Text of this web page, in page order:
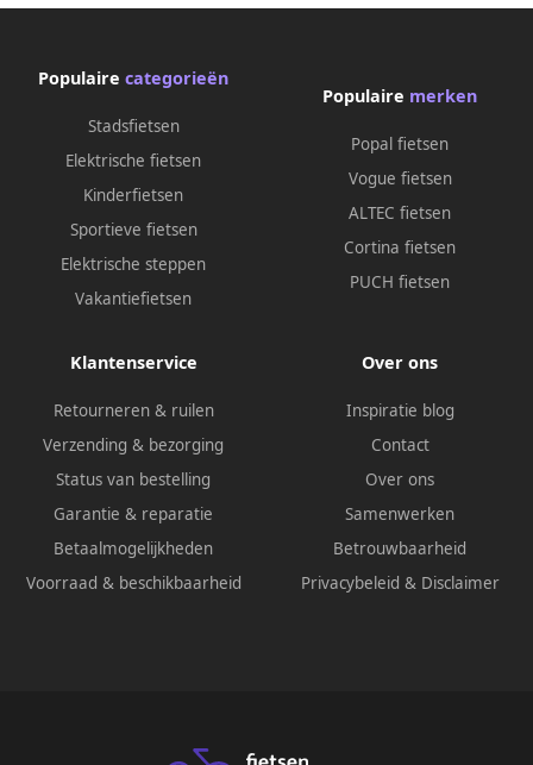
Populaire categorieën
Stadsfietsen
Elektrische fietsen
Kinderfietsen
Sportieve fietsen
Elektrische steppen
Vakantiefietsen
Populaire merken
Popal fietsen
Vogue fietsen
ALTEC fietsen
Cortina fietsen
PUCH fietsen
Klantenservice
Retourneren & ruilen
Verzending & bezorging
Status van bestelling
Garantie & reparatie
Betaalmogelijkheden
Voorraad & beschikbaarheid
Over ons
Inspiratie blog
Contact
Over ons
Samenwerken
Betrouwbaarheid
Privacybeleid & Disclaimer